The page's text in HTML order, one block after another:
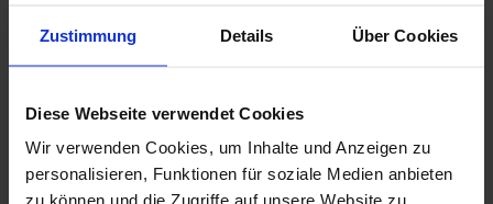
Zustimmung Details Über Cookies
Diese Webseite verwendet Cookies
Wir verwenden Cookies, um Inhalte und Anzeigen zu
personalisieren, Funktionen für soziale Medien anbieten
zu können und die Zugriffe auf unsere Website zu